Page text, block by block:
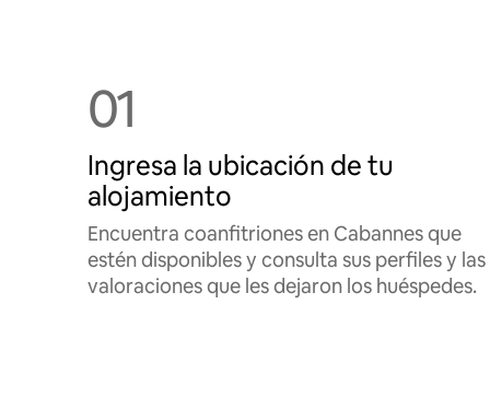
01
Ingresa la ubicación de tu
alojamiento
Encuentra coanfitriones en Cabannes que
estén disponibles y consulta sus perfiles y las
valoraciones que les dejaron los huéspedes.